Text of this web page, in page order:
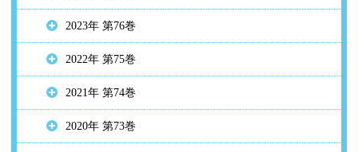
2023年 第76巻
2022年 第75巻
2021年 第74巻
2020年 第73巻